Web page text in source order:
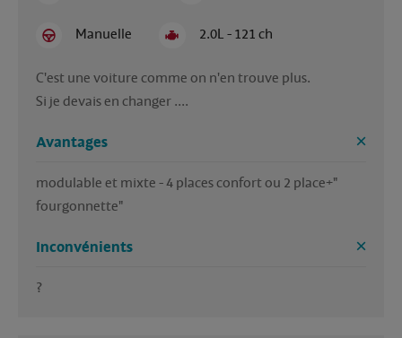
Manuelle 2.0L - 121 ch
C'est une voiture comme on n'en trouve plus.
Si je devais en changer ....
Avantages
modulable et mixte - 4 places confort ou 2 place+"
fourgonnette"
Inconvénients
?